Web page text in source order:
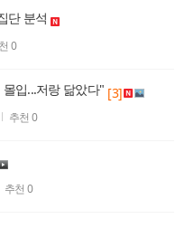
단 분석
0
입...저랑 닮았다" [3]
추천 0
추천 0